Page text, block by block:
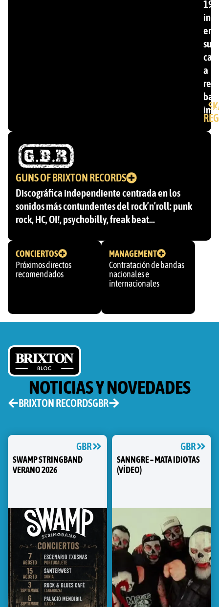
su
a
GUNS OF BRIXTON RECORDS
Discográfica independiente centrada en los
sonidos más contundentes del rock’n’roll: punk
rock, HC, OI!, psychobilly, freak beat…
CONCIERTOS
Próximos directos
recomendados
MANAGEMENT
Contratación de bandas
nacionales e
internacionales
NOTICIAS Y NOVEDADES
BRIXTON RECORDSGBR
GBR
SWAMP STRINGBAND
VERANO 2026
GBR
SANNGRE – MATA IDIOTAS
(VÍDEO)